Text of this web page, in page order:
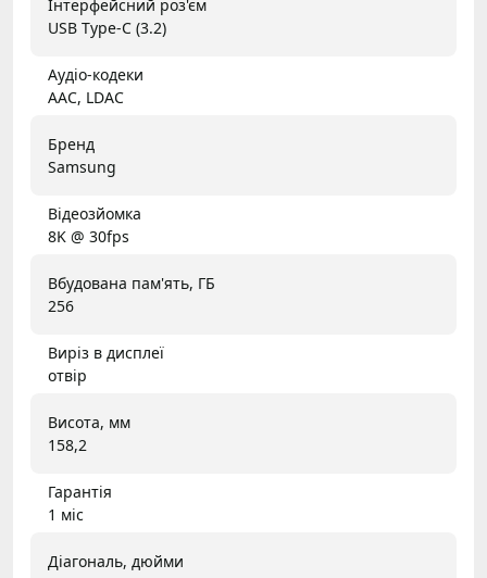
Інтерфейсний роз'єм
USB Type-C (3.2)
Аудіо-кодеки
AAC, LDAC
Бренд
Samsung
Відеозйомка
8K @ 30fps
Вбудована пам'ять, ГБ
256
Виріз в дисплеї
отвір
Висота, мм
158,2
Гарантія
1 міс
Діагональ, дюйми